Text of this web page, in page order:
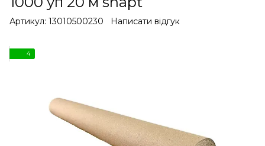
Артикул: 13010500230 Написати відгук
4